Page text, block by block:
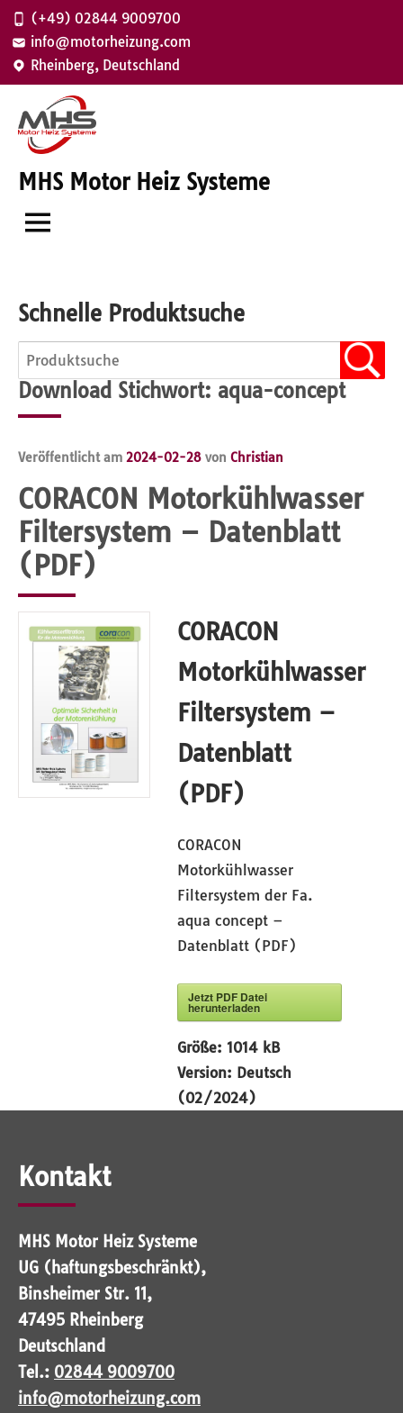
Zum
Inhalt
springen
(+49) 02844 9009700
info@motorheizung.com
Rheinberg, Deutschland
MHS Motor Heiz Systeme
Schnelle Produktsuche
Download Stichwort: aqua-concept
Veröffentlicht am 2024-02-28 von Christian
CORACON Motorkühlwasser
Filtersystem – Datenblatt
(PDF)
CORACON
Motorkühlwasser
Filtersystem –
Datenblatt
(PDF)
CORACON
Motorkühlwasser
Filtersystem der Fa.
aqua concept –
Datenblatt (PDF)
Jetzt PDF Datei
herunterladen
Größe: 1014 kB
Version: Deutsch
(02/2024)
Kontakt
MHS Motor Heiz Systeme
UG (haftungsbeschränkt),
Binsheimer Str. 11,
47495 Rheinberg
Deutschland
Tel.: 02844 9009700
info@motorheizung.com